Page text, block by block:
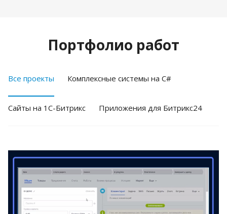
Портфолио работ
Все проекты Комплексные системы на C#
Cайты на 1С-Битрикс Приложения для Битрикс24